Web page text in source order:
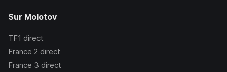
Sur Molotov
TF1 direct
France 2 direct
France 3 direct